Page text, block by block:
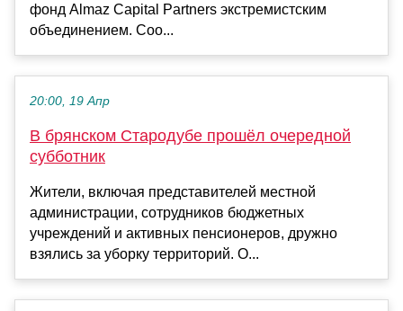
фонд Almaz Capital Partners экстремистским
объединением. Соо...
20:00, 19 Апр
В брянском Стародубе прошёл очередной
субботник
Жители, включая представителей местной
администрации, сотрудников бюджетных
учреждений и активных пенсионеров, дружно
взялись за уборку территорий. О...